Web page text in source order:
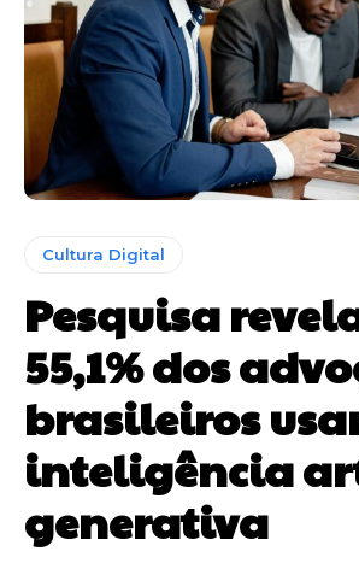
Cultura Digital
Pesquisa
55,1% dos
brasileiros
inteligência
generativa